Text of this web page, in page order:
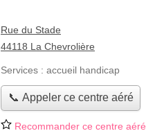
Rue du Stade
44118 La Chevrolière
Services : accueil handicap
📞 Appeler ce centre aéré
Recommander ce centre aéré